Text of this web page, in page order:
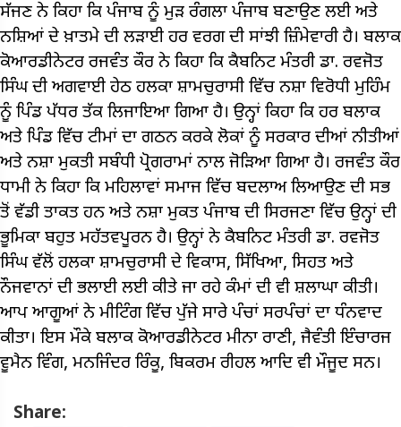
ਸੱਜਣ ਨੇ ਕਿਹਾ ਕਿ ਪੰਜਾਬ ਨੂੰ ਮੁੜ ਰੰਗਲਾ ਪੰਜਾਬ ਬਣਾਉਣ ਲਈ ਅਤੇ
ਨਸ਼ਿਆਂ ਦੇ ਖ਼ਾਤਮੇ ਦੀ ਲੜਾਈ ਹਰ ਵਰਗ ਦੀ ਸਾਂਝੀ ਜ਼ਿੰਮੇਵਾਰੀ ਹੈ। ਬਲਾਕ
ਕੋਆਰਡੀਨੇਟਰ ਰਜਵੰਤ ਕੌਰ ਨੇ ਕਿਹਾ ਕਿ ਕੈਬਨਿਟ ਮੰਤਰੀ ਡਾ. ਰਵਜੋਤ
ਸਿੰਘ ਦੀ ਅਗਵਾਈ ਹੇਠ ਹਲਕਾ ਸ਼ਾਮਚੁਰਾਸੀ ਵਿੱਚ ਨਸ਼ਾ ਵਿਰੋਧੀ ਮੁਹਿੰਮ
ਨੂੰ ਪਿੰਡ ਪੱਧਰ ਤੱਕ ਲਿਜਾਇਆ ਗਿਆ ਹੈ। ਉਨ੍ਹਾਂ ਕਿਹਾ ਕਿ ਹਰ ਬਲਾਕ
ਅਤੇ ਪਿੰਡ ਵਿੱਚ ਟੀਮਾਂ ਦਾ ਗਠਨ ਕਰਕੇ ਲੋਕਾਂ ਨੂੰ ਸਰਕਾਰ ਦੀਆਂ ਨੀਤੀਆਂ
ਅਤੇ ਨਸ਼ਾ ਮੁਕਤੀ ਸਬੰਧੀ ਪ੍ਰੋਗਰਾਮਾਂ ਨਾਲ ਜੋੜਿਆ ਗਿਆ ਹੈ। ਰਜਵੰਤ ਕੌਰ
ਧਾਮੀ ਨੇ ਕਿਹਾ ਕਿ ਮਹਿਲਾਵਾਂ ਸਮਾਜ ਵਿੱਚ ਬਦਲਾਅ ਲਿਆਉਣ ਦੀ ਸਭ
ਤੋਂ ਵੱਡੀ ਤਾਕਤ ਹਨ ਅਤੇ ਨਸ਼ਾ ਮੁਕਤ ਪੰਜਾਬ ਦੀ ਸਿਰਜਣਾ ਵਿੱਚ ਉਨ੍ਹਾਂ ਦੀ
ਭੂਮਿਕਾ ਬਹੁਤ ਮਹੱਤਵਪੂਰਨ ਹੈ। ਉਨ੍ਹਾਂ ਨੇ ਕੈਬਨਿਟ ਮੰਤਰੀ ਡਾ. ਰਵਜੋਤ
ਸਿੰਘ ਵੱਲੋਂ ਹਲਕਾ ਸ਼ਾਮਚੁਰਾਸੀ ਦੇ ਵਿਕਾਸ, ਸਿੱਖਿਆ, ਸਿਹਤ ਅਤੇ
ਨੌਜਵਾਨਾਂ ਦੀ ਭਲਾਈ ਲਈ ਕੀਤੇ ਜਾ ਰਹੇ ਕੰਮਾਂ ਦੀ ਵੀ ਸ਼ਲਾਘਾ ਕੀਤੀ।
ਆਪ ਆਗੂਆਂ ਨੇ ਮੀਟਿੰਗ ਵਿੱਚ ਪੁੱਜੇ ਸਾਰੇ ਪੰਚਾਂ ਸਰਪੰਚਾਂ ਦਾ ਧੰਨਵਾਦ
ਕੀਤਾ। ਇਸ ਮੌਕੇ ਬਲਾਕ ਕੋਆਰਡੀਨੇਟਰ ਮੀਨਾ ਰਾਣੀ, ਜੈਵੰਤੀ ਇੰਚਾਰਜ
ਵੂਮੈਨ ਵਿੰਗ, ਮਨਜਿੰਦਰ ਰਿੰਕੂ, ਬਿਕਰਮ ਰੀਹਲ ਆਦਿ ਵੀ ਮੌਜੂਦ ਸਨ।
Share: